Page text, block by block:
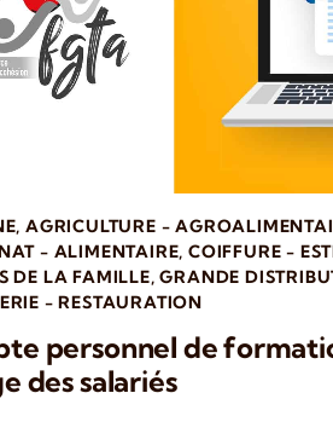
,AGRICULTURE -
- ALIMENTAIRE,COIFFURE -
DE LA FAMILLE,GRANDE
- RESTAURATION
personnel de
des salariés